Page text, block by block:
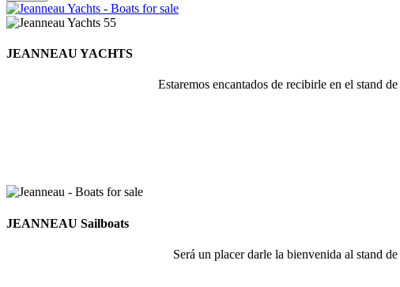
JEANNEAU YACHTS
Estaremos encantados de recibirle en el stand de
JEANNEAU Sailboats
Será un placer darle la bienvenida al stand de